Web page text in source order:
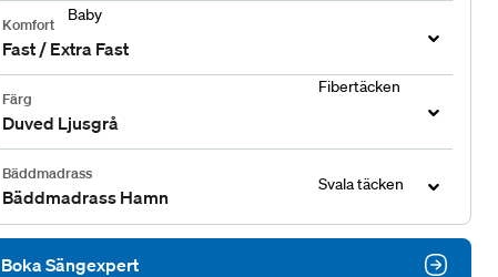
Baby
Fibertäcken
Svala täcken
Komfort
Fast / Extra Fast
Färg
Duved Ljusgrå
Bäddmadrass
Bäddmadrass Hamn
Boka Sängexpert